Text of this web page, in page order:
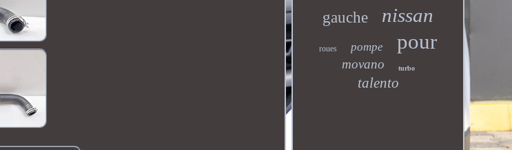
gauche nissan
roues pompe pour
movano turbo
talento